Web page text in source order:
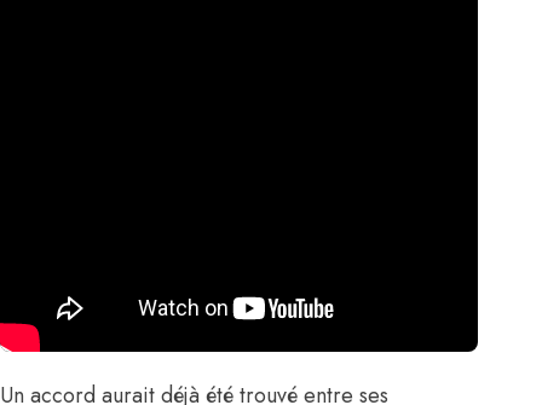
Un accord aurait déjà été trouvé entre ses